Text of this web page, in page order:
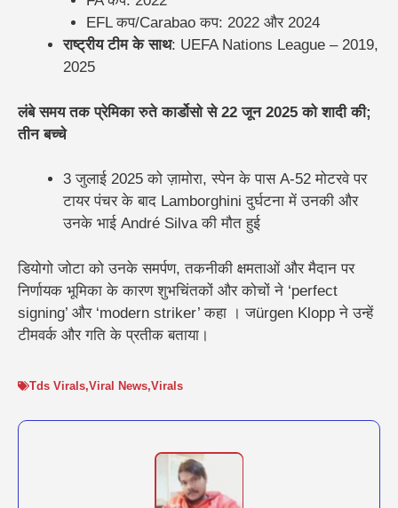
EFL कप/Carabao कप: 2022 और 2024
राष्ट्रीय टीम के साथ: UEFA Nations League – 2019,
2025
लंबे समय तक प्रेमिका रुते कार्डोसो से 22 जून 2025 को शादी की;
तीन बच्चे
3 जुलाई 2025 को ज़ामोरा, स्पेन के पास A‑52 मोटरवे पर
टायर पंचर के बाद Lamborghini दुर्घटना में उनकी और
उनके भाई André Silva की मौत हुई
डियोगो जोटा को उनके समर्पण, तकनीकी क्षमताओं और मैदान पर
निर्णायक भूमिका के कारण शुभचिंतकों और कोचों ने ‘perfect
signing’ और ‘modern striker’ कहा । जürgen Klopp ने उन्हें
टीमवर्क और गति के प्रतीक बताया।
Tds Virals,Viral News,Virals